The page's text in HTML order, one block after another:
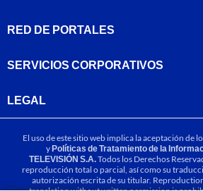
RED DE PORTALES
SERVICIOS CORPORATIVOS
LEGAL
El uso de este sitio web implica la aceptación de
yPolíticas de Tratamiento de la
TELEVISIÓN S.A.Todos los Derechos
reproducción total o parcial, así como su
autorización escrita de su titular.